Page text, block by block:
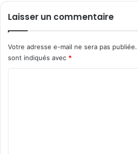
0
0
Laisser un commentaire
Votre adresse e-mail ne sera pas publiée.
sont indiqués avec *